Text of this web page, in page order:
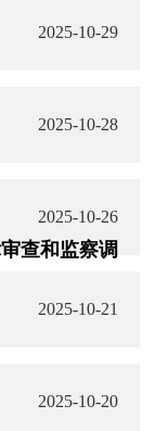
2025-10-29
2025-10-28
2025-10-26
查和监察调
2025-10-21
2025-10-20